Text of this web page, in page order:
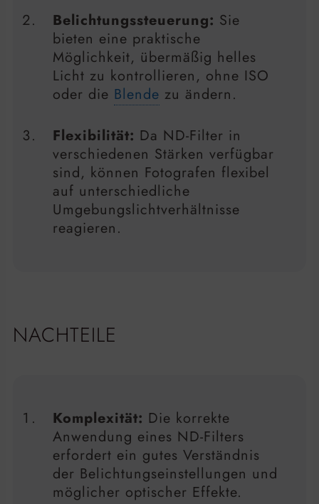
Belichtungssteuerung: Sie
bieten eine praktische
Möglichkeit, übermäßig helles
Licht zu kontrollieren, ohne ISO
oder die Blende zu ändern.
Flexibilität: Da ND-Filter in
verschiedenen Stärken verfügbar
sind, können Fotografen flexibel
auf unterschiedliche
Umgebungslichtverhältnisse
reagieren.
NACHTEILE
Komplexität: Die korrekte
Anwendung eines ND-Filters
erfordert ein gutes Verständnis
der Belichtungseinstellungen und
möglicher optischer Effekte.